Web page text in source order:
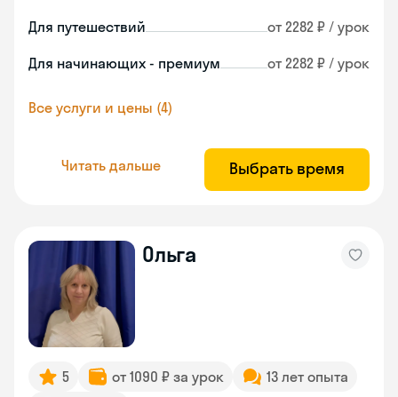
Для путешествий от 2282 ₽ / урок
Для начинающих - премиум от 2282 ₽ / урок
Все услуги и цены (4)
Читать дальше Выбрать время
Ольга
5 от 1090 ₽ за урок
13 лет опыта